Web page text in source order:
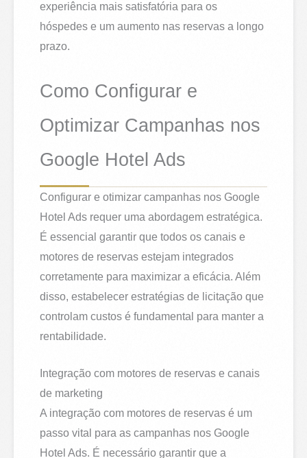
experiência mais satisfatória para os
hóspedes e um aumento nas reservas a longo
prazo.
Como Configurar e
Optimizar Campanhas nos
Google Hotel Ads
Configurar e otimizar campanhas nos Google
Hotel Ads requer uma abordagem estratégica.
É essencial garantir que todos os canais e
motores de reservas estejam integrados
corretamente para maximizar a eficácia. Além
disso, estabelecer estratégias de licitação que
controlam custos é fundamental para manter a
rentabilidade.
Integração com motores de reservas e canais
de marketing
A integração com motores de reservas é um
passo vital para as campanhas nos Google
Hotel Ads. É necessário garantir que a